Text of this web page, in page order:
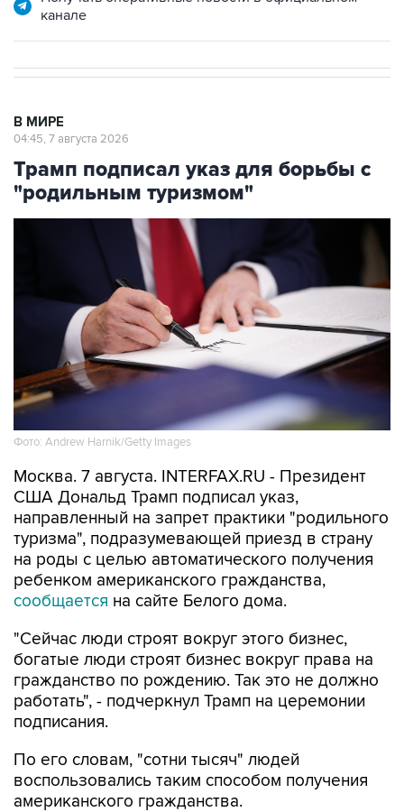
Трамп подписал указ для борьбы с
"родильным туризмом"
Фото: Andrew Harnik/Getty Images
Москва. 7 августа. INTERFAX.RU - Президент
направленный на запрет практики "родильного
туризма", подразумевающей приезд в страну
на роды с целью автоматического получения
ребенком американского гражданства,
сообщаетсяна сайте Белого дома.
"Сейчас люди строят вокруг этого бизнес,
гражданство по рождению. Так это не должно
работать", - подчеркнул Трамп на церемонии
подписания.
По его словам, "сотни тысяч" людей
американского гражданства.
Президент подписал еще один указ, также